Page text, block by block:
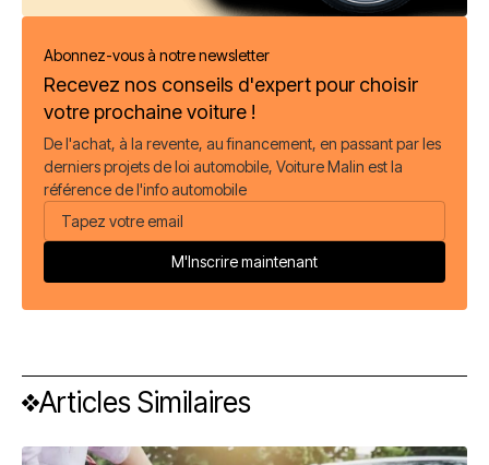
Abonnez-vous à notre newsletter
Recevez nos conseils d'expert pour choisir
votre prochaine voiture !
De l'achat, à la revente, au financement, en passant par les
derniers projets de loi automobile, Voiture Malin est la
référence de l'info automobile
Articles Similaires